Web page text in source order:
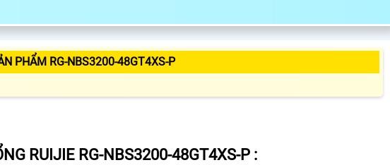
PHẨM RG-NBS3200-48GT4XS-P
RUIJIE RG-NBS3200-48GT4XS-P :